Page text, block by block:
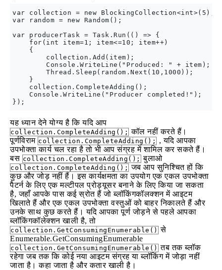
var collection = new BlockingCollection<int>(5);
var random = new Random();
var producerTask = Task.Run(() => {
    for(int item=1; item<=10; item++)
    {
        collection.Add(item);
        Console.WriteLine("Produced: " + item);
        Thread.Sleep(random.Next(10,1000));
    }
    collection.CompleteAdding();
    Console.WriteLine("Producer completed!");
यह ध्यान देने योग्य है कि यदि आप
collection.CompleteAdding(); कॉल नहीं करते हैं।
पूर्णविराम collection.CompleteAdding();
, यदि आपका
उपभोक्ता कार्य चल रहा है तो भी आप संग्रह में शामिल कर सकते हैं।
बस collection.CompleteAdding(); बुलाओ
collection.CompleteAdding(); जब आप सुनिश्चित हों कि
कुछ और जोड़ नहीं हैं। इस कार्यक्षमता का उपयोग एक एकल उपभोक्ता
पैटर्न के लिए एक मल्टीपल प्रोड्यूसर बनाने के लिए किया जा सकता
है, जहाँ आपके पास कई स्रोत हैं जो ब्लॉकिंगकॉलक्शन में आइटम
खिलाते हैं और एक एकल उपभोक्ता वस्तुओं को बाहर निकालते हैं और
उनके साथ कुछ करते हैं। यदि आपका पूर्ण जोड़ने से पहले आपका
ब्लॉकिंगकॉलेक्शन खाली है, तो
collection.GetConsumingEnumerable() से
Enumerable.GetConsumingEnumerable
collection.GetConsumingEnumerable() तब तक ब्लॉक
रहेगा जब तक कि कोई नया आइटम संग्रह या ब्लॉकिंग में जोड़ा नहीं
जाता है। कहा जाता है और कतार खाली है।